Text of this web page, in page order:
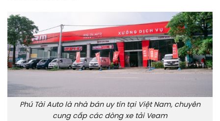
Phú Tài Auto là nhà bán uy tín tại Việt Nam, chuyên
cung cấp các dòng xe tải Veam